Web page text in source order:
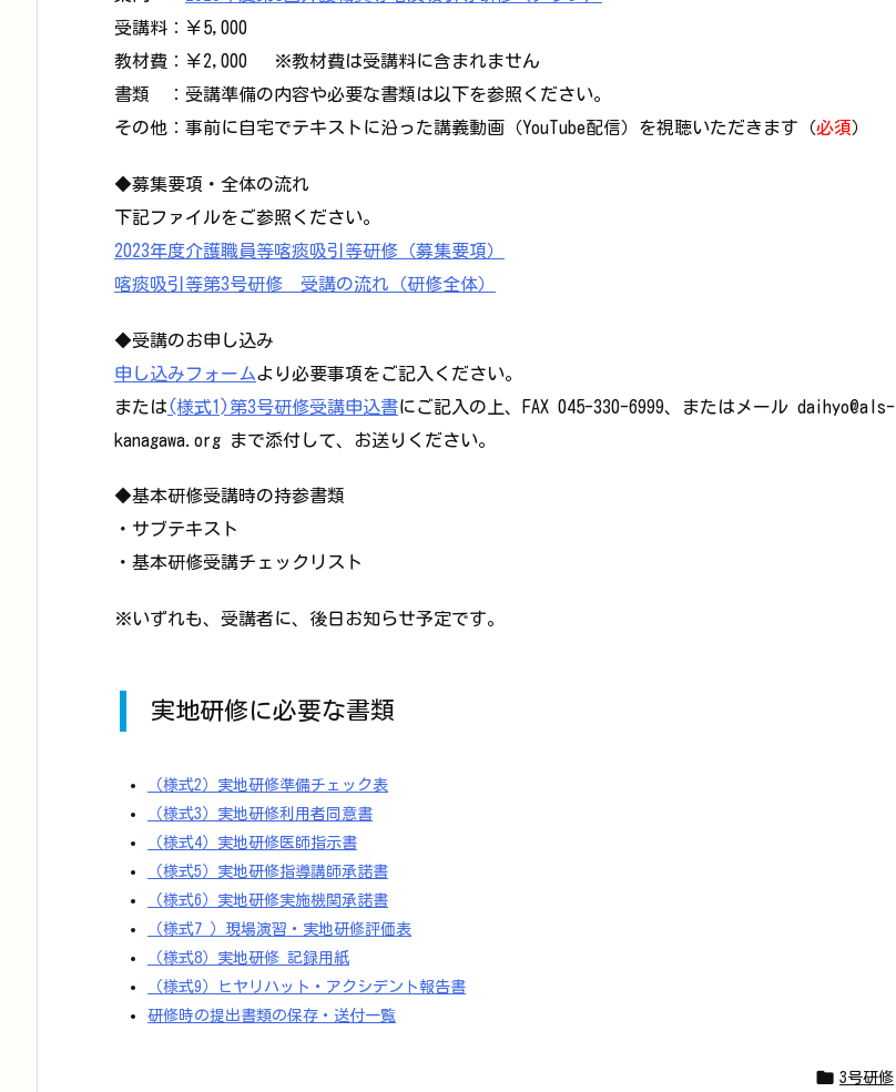
受講料：￥5,000
教材費：￥2,000 ※教材費は受講料に含まれません
書類 ：受講準備の内容や必要な書類は以下を参照ください。
その他：事前に自宅でテキストに沿った講義動画（YouTube配信）を視聴いただきます（必須）
◆募集要項・全体の流れ
下記ファイルをご参照ください。
2023年度介護職員等喀痰吸引等研修（募集要項）
喀痰吸引等第3号研修 受講の流れ（研修全体）
◆受講のお申し込み
申し込みフォームより必要事項をご記入ください。
または(様式1)第3号研修受講申込書にご記入の上、FAX 045-330-6999、またはメール daihyo@als-
kanagawa.org まで添付して、お送りください。
◆基本研修受講時の持参書類
・サブテキスト
・基本研修受講チェックリスト
※いずれも、受講者に、後日お知らせ予定です。
実地研修に必要な書類
（様式2）実地研修準備チェック表
（様式3）実地研修利用者同意書
（様式4）実地研修医師指示書
（様式5）実地研修指導講師承諾書
（様式6）実地研修実施機関承諾書
（様式7 ）現場演習・実地研修評価表
（様式8）実地研修 記録用紙
（様式9）ヒヤリハット・アクシデント報告書
研修時の提出書類の保存・送付一覧
 3号研修